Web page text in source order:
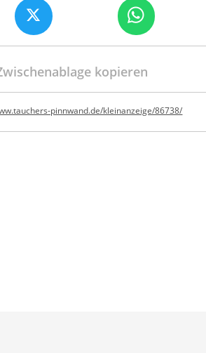
kopieren
pinnwand.de/kleinanzeige/86738/